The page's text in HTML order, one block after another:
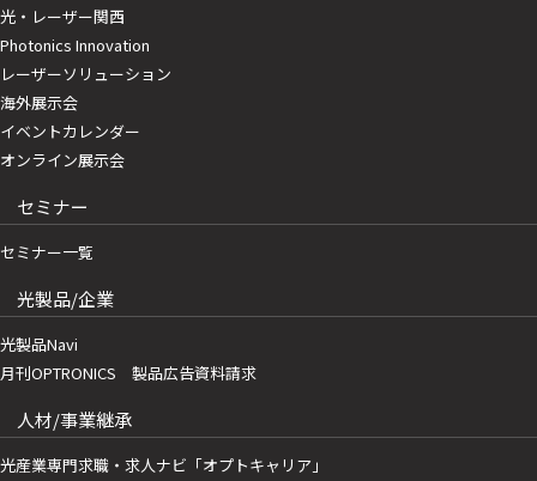
光・レーザー関西
Photonics Innovation
レーザーソリューション
海外展示会
イベントカレンダー
オンライン展示会
セミナー
セミナー一覧
光製品/企業
光製品Navi
月刊OPTRONICS 製品広告資料請求
人材/事業継承
光産業専門求職・求人ナビ「オプトキャリア」